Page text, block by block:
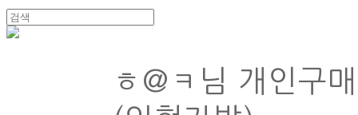
ㅎ@ㅋ님 개인구